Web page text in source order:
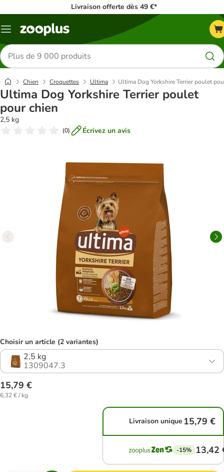
Livraison offerte dès 49 €*
Menu
Rechercher
des
produits
Chien Croquettes Ultima Ultima Dog Yorkshire Terrier poulet
Ultima Dog Yorkshire Terrier poulet
pour chien
2,5 kg
(0) Écrivez un avis
Choisir un article (2 variantes)
2,5 kg
1309047.3
15,79 €
6,32 € / kg
Livraison unique 15,79 €
-15% 13,42